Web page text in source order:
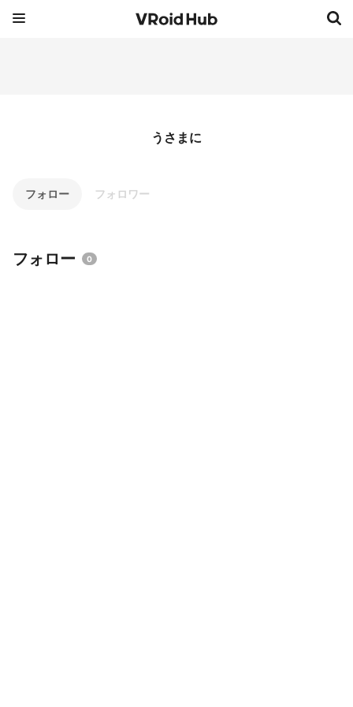
うさまに
フォロー フォロワー
フォロー 0